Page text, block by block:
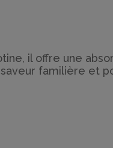
il offre une
familière et